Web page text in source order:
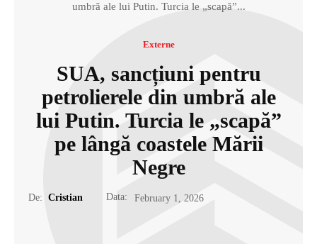
umbră ale lui Putin. Turcia le „scapă”...
Externe
SUA, sancțiuni pentru
petrolierele din umbră ale
lui Putin. Turcia le „scapă”
pe lângă coastele Mării
Negre
De: Cristian Data: February 1, 2026